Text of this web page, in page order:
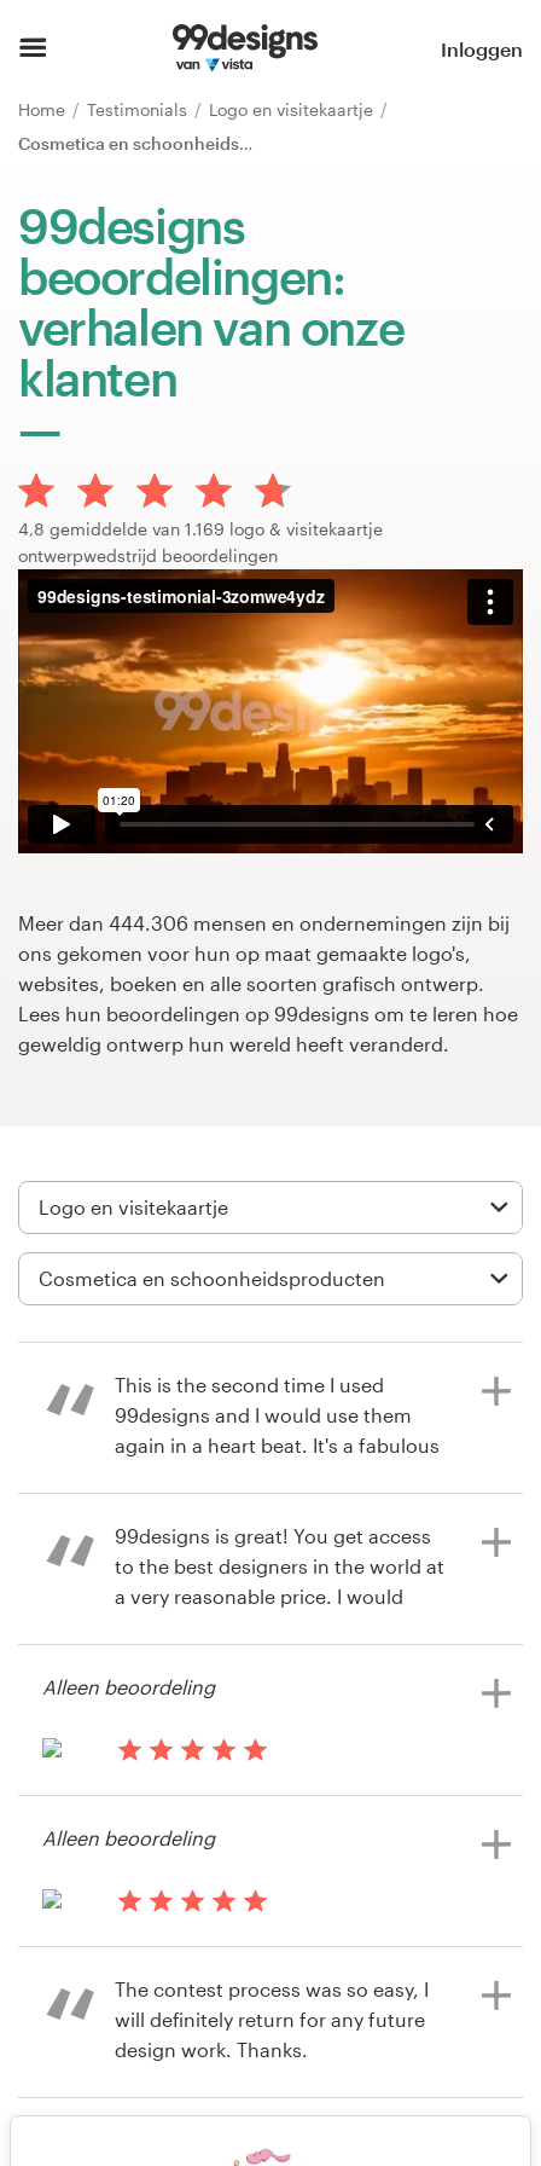
Inloggen
Home Testimonials
Logo en visitekaartje
Cosmetica en schoonheidsproducten
99designs
beoordelingen:
verhalen van onze
klanten
4,8 gemiddelde van 1.169 logo & visitekaartje
ontwerpwedstrijd beoordelingen
Meer dan 444.306 mensen en ondernemingen zijn bij
ons gekomen voor hun op maat gemaakte logo's,
websites, boeken en alle soorten grafisch ontwerp.
Lees hun beoordelingen op 99designs om te leren hoe
geweldig ontwerp hun wereld heeft veranderd.
il y a 12 ans
Michael DeFrancesco
Bekijk hun logo & visitekaartje
This is the second time I used
99designs and I would use them
again in a heart beat. It's a fabulous
Carice Anderson
99designs is great! You get access
to the best designers in the world at
a very reasonable price. I would
Alleen beoordeling
Alleen beoordeling
The contest process was so easy, I
will definitely return for any future
design work. Thanks.
Blader door categorieën
Vind een designer
Inspiratie
99designs Pro
Ontwerpwedstrijden
1-op-1 projecten
Vind een designer
Ontdek inspiratie
99designs Studio
99designs Pro
Ontvang
een
ontwerp
Logo-ontwerp
Webdesign
Blader door alle categorieën
Klantenservice
Helpcentrum
Blog